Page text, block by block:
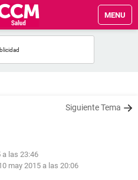
MENU
Siguiente Tema
a las 23:46
may 2015 a las 20:06